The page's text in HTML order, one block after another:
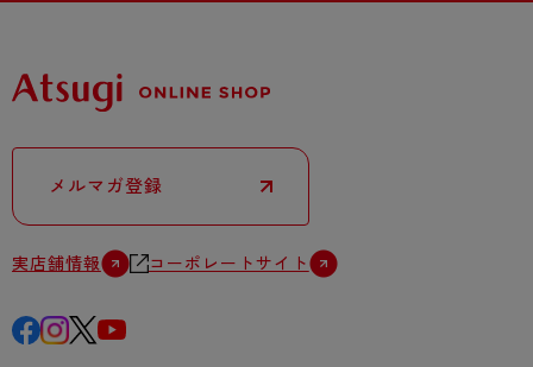
メルマガ登録
実店舗情報 コーポレートサイト